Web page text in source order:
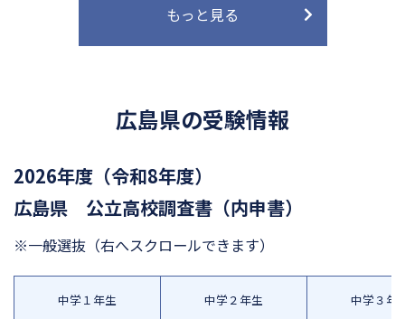
もっと見る
広島県の受験情報
2026年度（令和8年度）
広島県 公立高校調査書（内申書）
※一般選抜 （右へスクロールできます）
中学１年生 中学２年生 中学３年